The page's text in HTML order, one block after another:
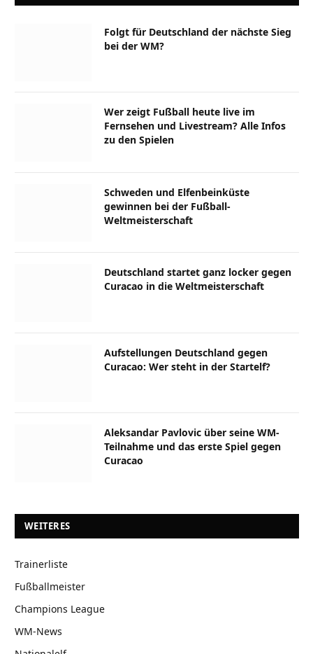
Folgt für Deutschland der nächste Sieg
bei der WM?
Wer zeigt Fußball heute live im
Fernsehen und Livestream? Alle Infos
zu den Spielen
Schweden und Elfenbeinküste
gewinnen bei der Fußball-
Weltmeisterschaft
Deutschland startet ganz locker gegen
Curacao in die Weltmeisterschaft
Aufstellungen Deutschland gegen
Curacao: Wer steht in der Startelf?
Aleksandar Pavlovic über seine WM-
Teilnahme und das erste Spiel gegen
Curacao
WEITERES
Trainerliste
Fußballmeister
Champions League
WM-News